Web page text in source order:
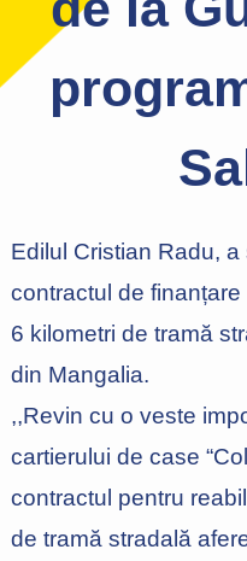
Edilul Cristian Radu,
contractul de
6 kilometri de tramă
din Mangalia.
,,Revin cu o veste
cartierului de case
contractul pentru
de tramă stradală